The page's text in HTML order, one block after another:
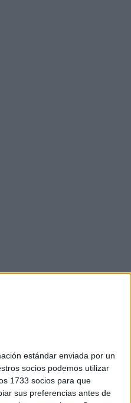
estándar enviada por un
socios podemos utilizar
1733 socios para que
sus preferencias antes de